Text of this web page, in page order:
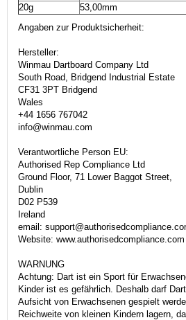
20g
53,00mm
Angaben zur Produktsicherheit:
Hersteller:
Winmau Dartboard Company Ltd
South Road, Bridgend Industrial Estate
CF31 3PT Bridgend
Wales
+44 1656 767042
info@winmau.com
Verantwortliche Person EU:
Authorised Rep Compliance Ltd
Ground Floor, 71 Lower Baggot Street,
Dublin
D02 P539
Ireland
email:
Website: www.authorisedcompliance.com
WARNUNG
Achtung: Dart ist ein Sport für
Kinder ist es gefährlich. Deshalb darf
Aufsicht von Erwachsenen gespielt
Reichweite von kleinen Kindern lagern,